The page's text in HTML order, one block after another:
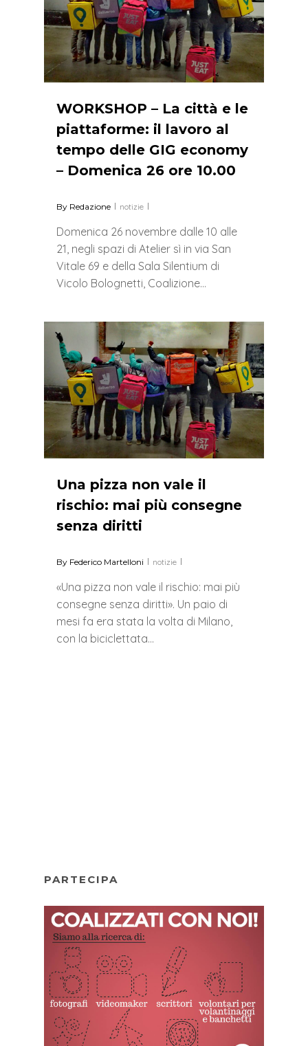
WORKSHOP – La città e le
piattaforme: il lavoro al
tempo delle GIG economy
– Domenica 26 ore 10.00
By Redazione notizie
Domenica 26 novembre dalle 10 alle
21, negli spazi di Atelier sì in via San
Vitale 69 e della Sala Silentium di
Vicolo Bolognetti, Coalizione…
Una pizza non vale il
rischio: mai più consegne
senza diritti
By Federico Martelloni notizie
«Una pizza non vale il rischio: mai più
consegne senza diritti». Un paio di
mesi fa era stata la volta di Milano,
con la biciclettata…
2
PARTECIPA